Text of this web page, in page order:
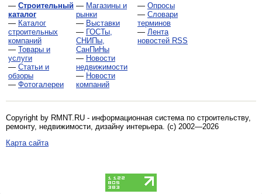
— Строительный
каталог
— Каталог
строительных
компаний
— Товары и
услуги
— Статьи и
обзоры
— Фотогалереи
— Магазины и
рынки
— Выставки
— ГОСТы,
СНИПы,
СанПиНы
— Новости
недвижимости
— Новости
компаний
— Опросы
— Словари
терминов
— Лента
новостей RSS
Copyright by RMNT.RU - информационная система по строительству,
ремонту, недвижимости, дизайну интерьера . (c) 2002—2026
Карта сайта